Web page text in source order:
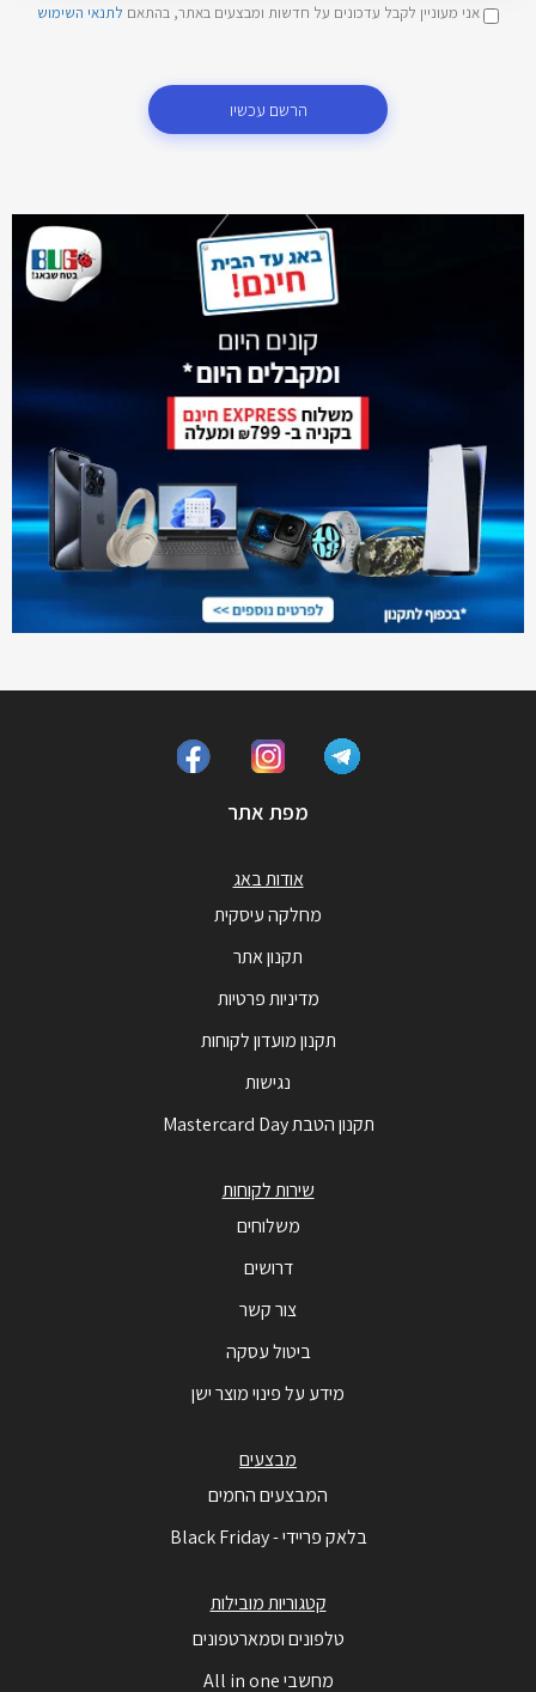
אני מעוניין לקבל עדכונים על חדשות ומבצעים באתר, בהתאם לתנאי השימוש
הרשם עכשיו
מפת אתר
אודות באג
מחלקה עיסקית
תקנון אתר
מדיניות פרטיות
תקנון מועדון לקוחות
נגישות
תקנון הטבת Mastercard Day
שירות לקוחות
משלוחים
דרושים
צור קשר
ביטול עסקה
מידע על פינוי מוצר ישן
מבצעים
המבצעים החמים
בלאק פריידי - Black Friday
קטגוריות מובילות
טלפונים וסמארטפונים
מחשבי All in one